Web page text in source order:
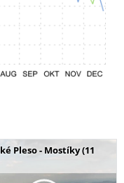
Pleso - Mostíky (11